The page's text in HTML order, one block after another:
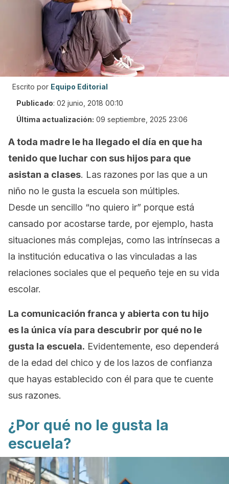
Escrito por Equipo Editorial
Publicado: 02 junio, 2018 00:10
Última actualización: 09 septiembre, 2025 23:06
A toda madre le ha llegado el día en que ha
tenido que luchar con sus hijos para que
asistan a clases. Las razones por las que a un
niño no le gusta la escuela son múltiples.
Desde un sencillo “no quiero ir” porque está
cansado por acostarse tarde, por ejemplo, hasta
situaciones más complejas, como las intrínsecas a
la institución educativa o las vinculadas a las
relaciones sociales que el pequeño teje en su vida
escolar.
La comunicación franca y abierta con tu hijo
es la única vía para descubrir por qué no le
gusta la escuela. Evidentemente, eso dependerá
de la edad del chico y de los lazos de confianza
que hayas establecido con él para que te cuente
sus razones.
¿Por qué no le gusta la
escuela?